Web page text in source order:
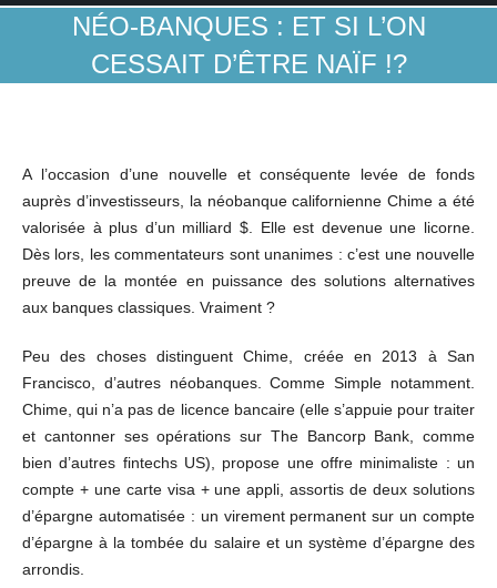
NÉO-BANQUES : ET SI L’ON
CESSAIT D’ÊTRE NAÏF !?
A l’occasion d’une nouvelle et conséquente levée de fonds
auprès d’investisseurs, la néobanque californienne Chime a été
valorisée à plus d’un milliard $. Elle est devenue une licorne.
Dès lors, les commentateurs sont unanimes : c’est une nouvelle
preuve de la montée en puissance des solutions alternatives
aux banques classiques. Vraiment ?
Peu des choses distinguent Chime, créée en 2013 à San
Francisco, d’autres néobanques. Comme Simple notamment.
Chime, qui n’a pas de licence bancaire (elle s’appuie pour traiter
et cantonner ses opérations sur The Bancorp Bank, comme
bien d’autres fintechs US), propose une offre minimaliste : un
compte + une carte visa + une appli, assortis de deux solutions
d’épargne automatisée : un virement permanent sur un compte
d’épargne à la tombée du salaire et un système d’épargne des
arrondis.